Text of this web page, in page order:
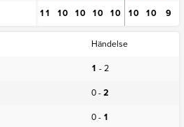
11
10 10 10 10 10 10 9
Händelse
1 -2
0-2
0- 1